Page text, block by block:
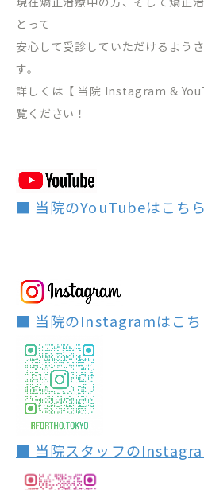
とって
安心して受診していただけるよう
す。
詳しくは【 当院 Instagram &
覧ください！
■ 当院のYouTubeはこち
■ 当院のInstagramはこち
■ 当院スタッフの